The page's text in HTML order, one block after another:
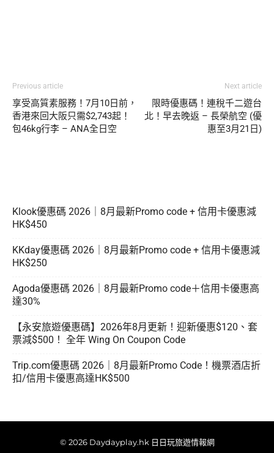
Previous article
享受高質素服務！7月10日前，
香港來回大阪只需$2,743起！
包46kg行李 – ANA全日空
Next article
限時優惠碼！連稅千二遊台
北！早去晚返 – 長榮航空 (優
惠至3月21日)
Klook優惠碼 2026｜8月最新Promo code + 信用卡優惠減
HK$450
KKday優惠碼 2026｜8月最新Promo code + 信用卡優惠減
HK$250
Agoda優惠碼 2026｜8月最新Promo code＋信用卡優惠高
達30%
【永安旅遊優惠碼】2026年8月更新！迎新優惠$120、套
票減$500！ 全年 Wing On Coupon Code
Trip.com優惠碼 2026｜8月最新Promo Code！機票酒店折
扣/信用卡優惠高達HK$500
© 2026 Daydayplay.hk 日日玩旅遊情報網